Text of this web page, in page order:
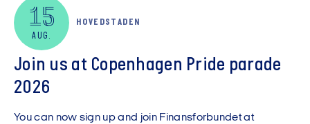
15
AUG.
HOVEDSTADEN
Join us at Copenhagen Pride parade
2026
You can now sign up and join Finansforbundet at